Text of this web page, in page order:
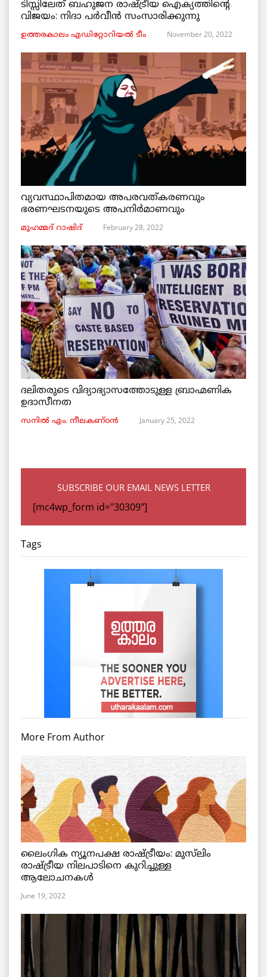
ടിസ്സിലേത് ബഹുജന രാഷ്ട്രീയ ഐക്യത്തിന്റെ
വിജയം: നിദാ പർവീൻ സംസാരിക്കുന്നു
ഉത്തരകാലം എഡിറ്റോറിയല്‍ ടീം November 20, 2022
വ്യവസ്ഥാപിതമായ അപരവത്കരണവും
ഭരണഘടനയുടെ അപനിർമാണവും
മുഹമ്മദ് റാഷിദ്‌ February 28, 2022
ദലിതരുടെ വിദ്യാഭ്യാസത്തോടുള്ള ബ്രാഹ്മണിക
ഉദാസീനത
സനിൽ എം. നീലകണ്ഠൻ January 25, 2022
SUBSCRIBE OUR EMAIL NEWS LETTER
[mc4wp_form id="30309"]
Tags
More From Author
ലൈംഗിക ന്യൂനപക്ഷ രാഷ്ട്രീയം: മുസ്‌ലിം
രാഷ്ട്രീയ നിലപാടിനെ കുറിച്ചുള്ള
ആലോചനകൾ
June 19, 2022